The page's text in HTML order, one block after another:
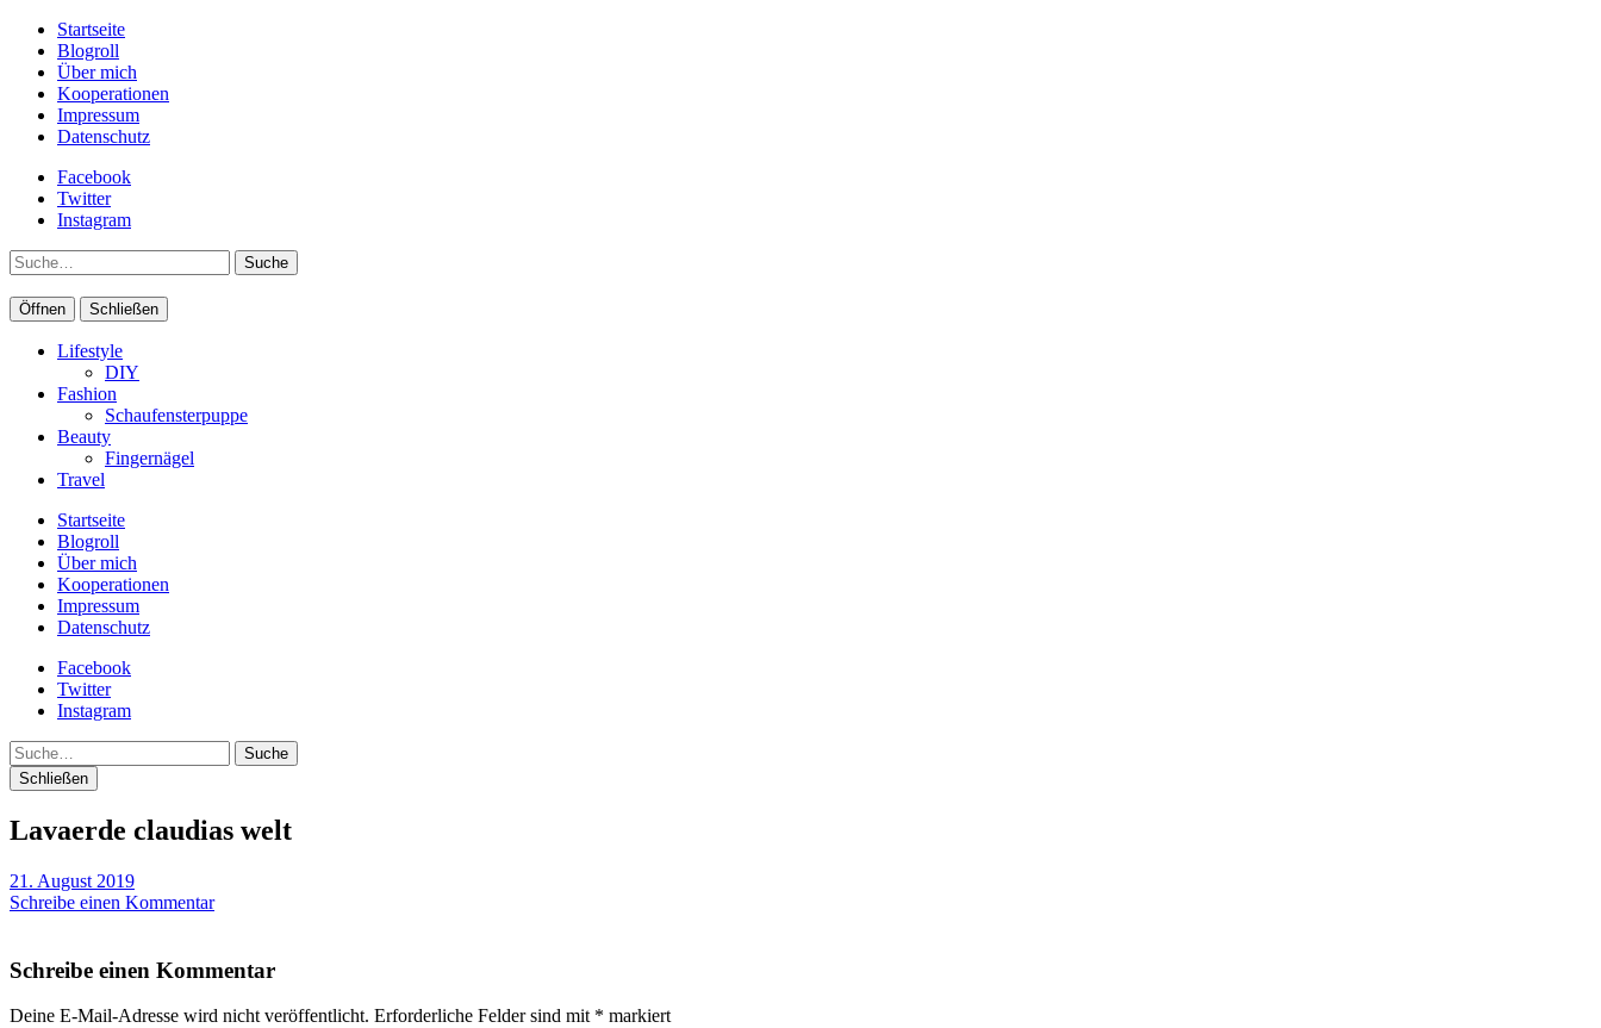
Startseite
Blogroll
Über mich
Kooperationen
Impressum
Datenschutz
Facebook
Twitter
Instagram
Suche
Öffnen Schließen
Lifestyle
DIY
Fashion
Schaufensterpuppe
Beauty
Fingernägel
Travel
Startseite
Blogroll
Über mich
Kooperationen
Impressum
Datenschutz
Facebook
Twitter
Instagram
Suche
Schließen
Lavaerde claudias welt
21. August 2019
Schreibe einen Kommentar
Schreibe einen Kommentar
Deine E-Mail-Adresse wird nicht veröffentlicht. Erforderliche Felder sind mit * markiert